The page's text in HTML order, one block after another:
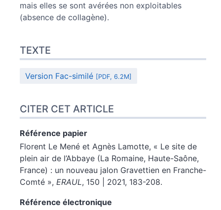
mais elles se sont avérées non exploitables
(absence de collagène).
TEXTE
Version Fac-similé [PDF, 6.2M]
CITER CET ARTICLE
Référence papier
Florent Le Mené et Agnès Lamotte, « Le site de
plein air de l’Abbaye (La Romaine, Haute-Saône,
France) : un nouveau jalon Gravettien en Franche-
Comté », ERAUL, 150 | 2021, 183-208.
Référence électronique